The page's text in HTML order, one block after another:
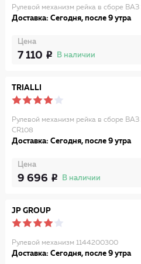
Рулевой механизм рейка в сборе ВАЗ
Доставка: Сегодня, после 9 утра
Цена
7 110 В наличии
TRIALLI
Рулевой механизм рейка в сборе
CR108
Доставка: Сегодня, после 9 утра
Цена
9 696 В наличии
JP GROUP
Рулевой механизм 1144200300
Доставка: Сегодня, после 9 утра